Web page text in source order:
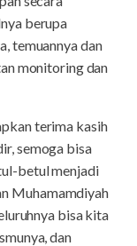
berupa
temuannya dan
monitoring dan
terima kasih
semoga bisa
betul menjadi
Muhamamdiyah
bisa kita
dan